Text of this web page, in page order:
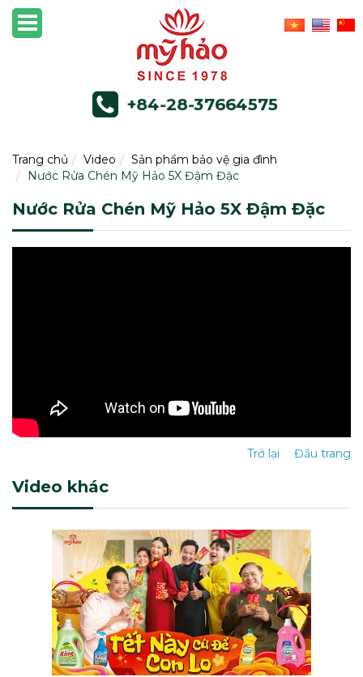
+84-28-37664575
Trang chủ Video
Sản phẩm bảo vệ gia đình
Nước Rửa Chén Mỹ Hảo 5X Đậm Đặc
Nước Rửa Chén Mỹ Hảo 5X Đậm Đặc
Trở lại Đầu trang
Video khác